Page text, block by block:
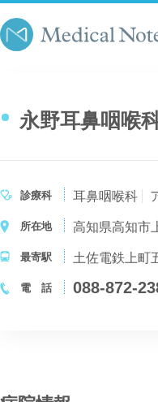
永野耳鼻咽喉
診療科 耳鼻咽喉科
所在地 高知県高知市
最寄駅 土佐電鉄上町
電 話 088-872-